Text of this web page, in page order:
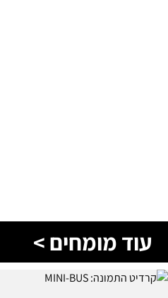
עוד מומחים >